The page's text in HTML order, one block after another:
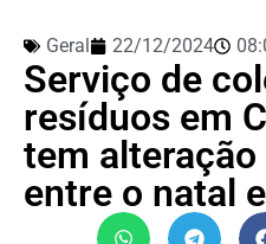
Geral 22/12/2024
Serviço de
resíduos em
tem
entre o natal